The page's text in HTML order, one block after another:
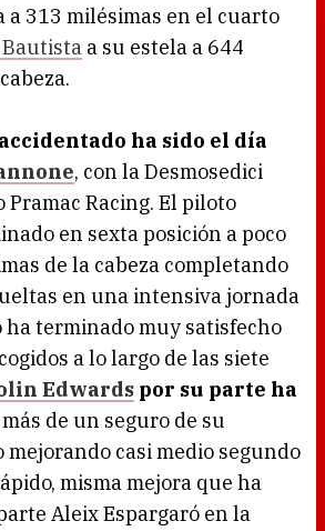
313 milésimas en el cuarto
a su estela a 644
ha sido el día
, con la Desmosedici
Pramac Racing. El piloto
en sexta posición a poco
de la cabeza completando
en una intensiva jornada
ha terminado muy satisfecho
a lo largo de las siete
Edwards por su parte ha
más de un seguro de su
mejorando casi medio segundo
misma mejora que ha
Aleix Espargaró en la